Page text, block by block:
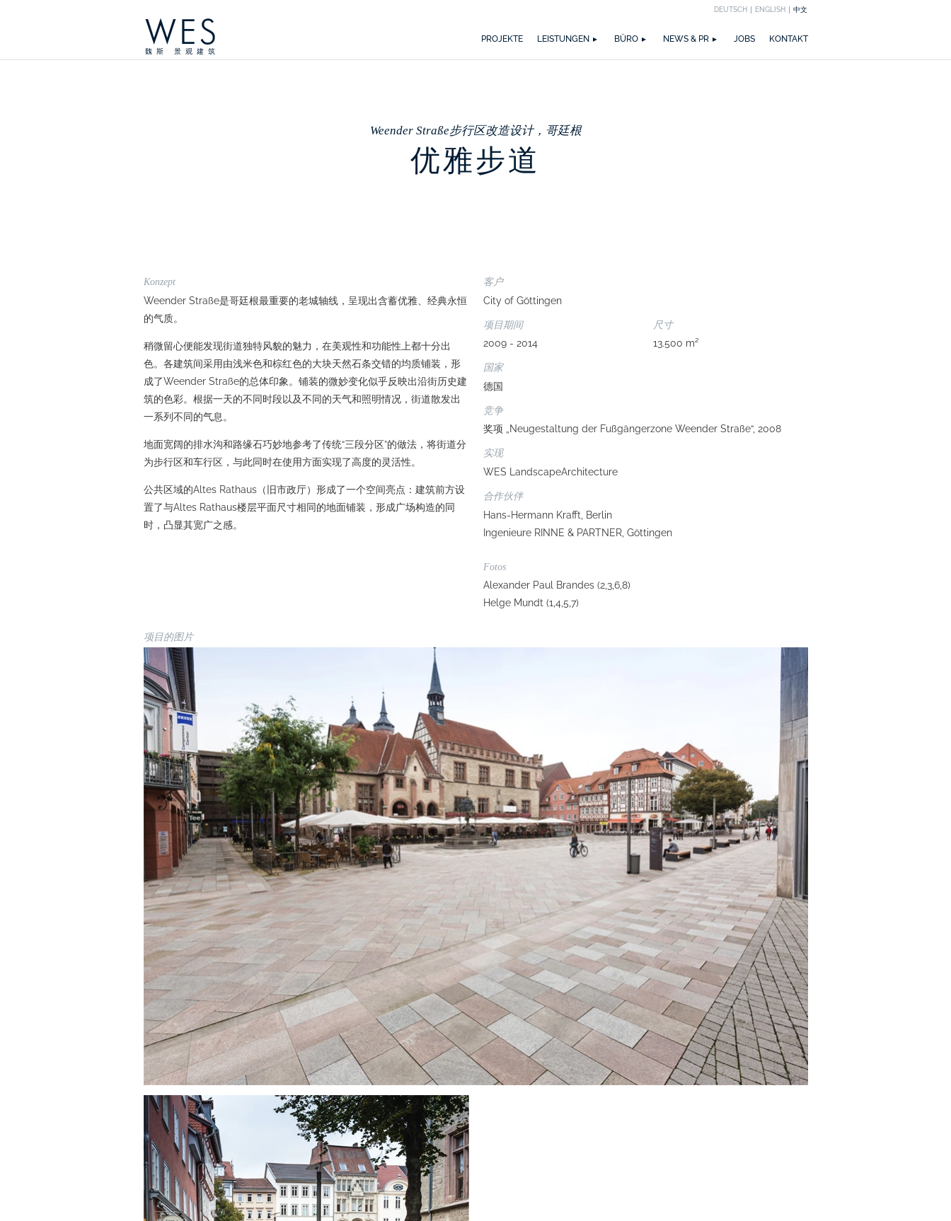
DEUTSCH ENGLISH 中文
WES
魏斯 景观建筑
PROJEKTE LEISTUNGEN
BÜRO
NEWS & PR
JOBS
KONTAKT
Weender Straße步行区改造设计，哥廷根
优雅步道
Konzept
Weender Straße是哥廷根最重要的老城轴线，呈现出含蓄优雅、经典永恒
的气质。
稍微留心便能发现街道独特风貌的魅力，在美观性和功能性上都十分出
色。各建筑间采用由浅米色和棕红色的大块天然石条交错的均质铺装，形
成了Weender Straße的总体印象。铺装的微妙变化似乎反映出沿街历史建
筑的色彩。根据一天的不同时段以及不同的天气和照明情况，街道散发出
一系列不同的气息。
地面宽阔的排水沟和路缘石巧妙地参考了传统“三段分区”的做法，将街道分
为步行区和车行区，与此同时在使用方面实现了高度的灵活性。
公共区域的Altes Rathaus（旧市政厅）形成了一个空间亮点：建筑前方设
置了与Altes Rathaus楼层平面尺寸相同的地面铺装，形成广场构造的同
时，凸显其宽广之感。
客户
City of Göttingen
项目期间
2009 - 2014
尺寸
13.500 m²
国家
德国
竞争
奖项 „Neugestaltung der Fußgängerzone Weender Straße“, 2008
实现
WES LandscapeArchitecture
合作伙伴
Hans-Hermann Krafft, Berlin
Ingenieure RINNE & PARTNER, Göttingen
Fotos
Alexander Paul Brandes (2,3,6,8)
Helge Mundt (1,4,5,7)
项目的图片